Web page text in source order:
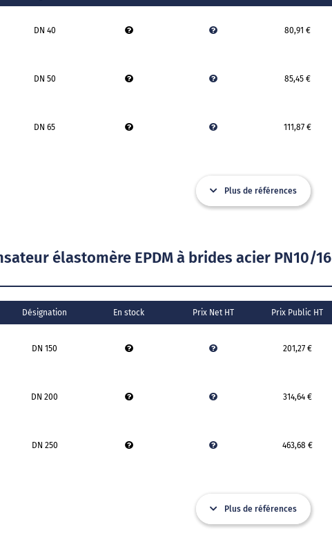
DN 40 80,91 €
DN 50 85,45 €
DN 65 111,87 €
Plus de références
élastomère EPDM à brides acier PN10/16
Désignation En stock Prix Net HT Prix Public HT
DN 150 201,27 €
DN 200 314,64 €
DN 250 463,68 €
Plus de références